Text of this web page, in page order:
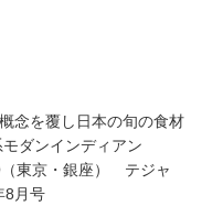
念を覆し日本の旬の食材
モダンインディアン
（東京・銀座） テジャ
月号